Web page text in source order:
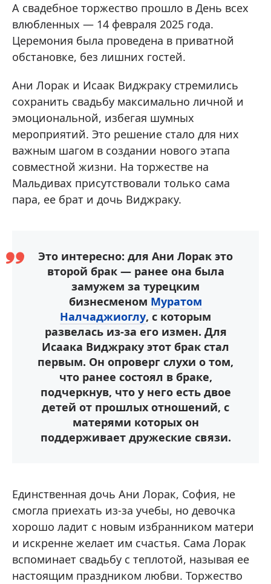
А свадебное торжество прошло в День всех
влюбленных — 14 февраля 2025 года.
Церемония была проведена в приватной
обстановке, без лишних гостей.
Ани Лорак и Исаак Виджраку стремились
сохранить свадьбу максимально личной и
эмоциональной, избегая шумных
мероприятий. Это решение стало для них
важным шагом в создании нового этапа
совместной жизни. На торжестве на
Мальдивах присутствовали только сама
пара, ее брат и дочь Виджраку.
Это интересно: для Ани Лорак это
второй брак — ранее она была
замужем за турецким
бизнесменом Муратом
Налчаджиоглу, с которым
развелась из-за его измен. Для
Исаака Виджраку этот брак стал
первым. Он опроверг слухи о том,
что ранее состоял в браке,
подчеркнув, что у него есть двое
детей от прошлых отношений, с
матерями которых он
поддерживает дружеские связи.
Единственная дочь Ани Лорак, София, не
смогла приехать из-за учебы, но девочка
хорошо ладит с новым избранником матери
и искренне желает им счастья. Сама Лорак
вспоминает свадьбу с теплотой, называя ее
настоящим праздником любви. Торжество